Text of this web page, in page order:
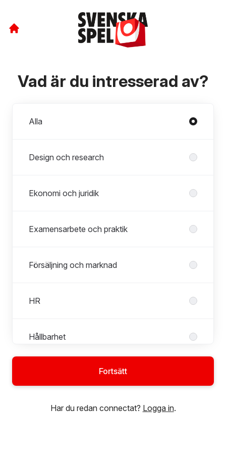
Vad är du intresserad av?
Alla
Design och research
Ekonomi och juridik
Examensarbete och praktik
Försäljning och marknad
HR
Hållbarhet
Kundservice
Fortsätt
Har du redan connectat? Logga in.